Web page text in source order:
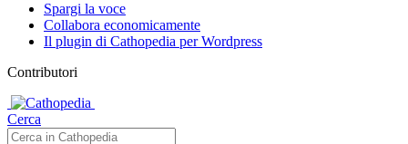
Spargi la voce
Collabora economicamente
Il plugin di Cathopedia per Wordpress
Contributori
Cerca